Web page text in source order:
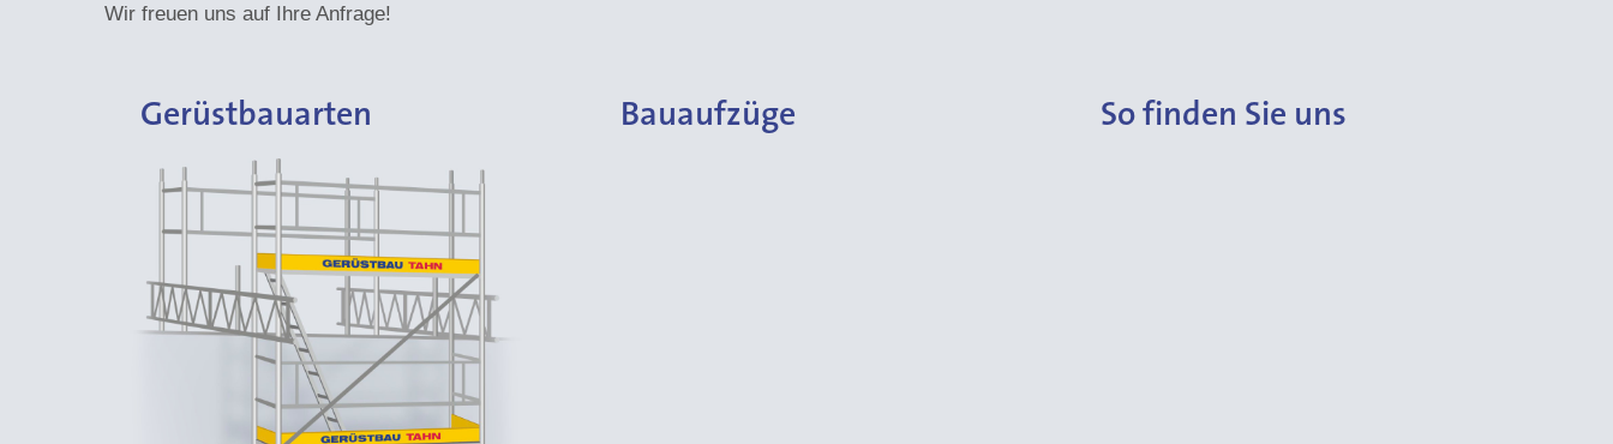
Wir freuen uns auf Ihre Anfrage!
Gerüstbauarten Bauaufzüge So finden Sie uns